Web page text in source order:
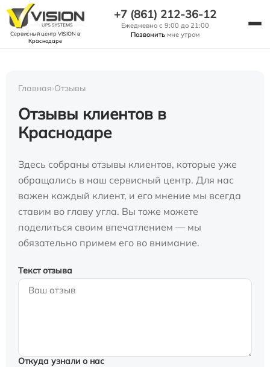
Сервисный центр VISION в
Краснодаре
+7 (861) 212-36-12
Ежедневно с 9:00 до 21:00
Позвонить мне утром
Главная›Отзывы
Отзывы клиентов в
Краснодаре
Здесь собраны отзывы клиентов, которые уже
обращались в наш сервисный центр. Для нас
важен каждый клиент, и его мнение мы всегда
ставим во главу угла. Вы тоже можете
поделиться своим впечатлением — мы
обязательно примем его во внимание.
Текст отзыва
Откуда узнали о нас